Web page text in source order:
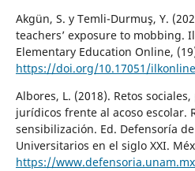
Akgün, S. y Temli-Durmuş, Y.
teachers’ exposure to mobbing.
Elementary Education Online,
https://doi.org/10.17051/
Albores, L. (2018). Retos
jurídicos frente al acoso escolar.
sensibilización. Ed. Defensoría
Universitarios en el siglo XXI.
https://